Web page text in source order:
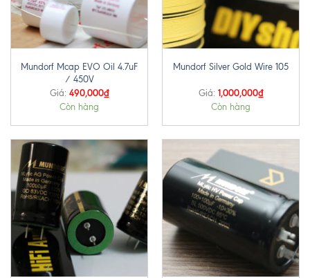
Mundorf Mcap EVO Oil 4.7uF
/ 450V
Giá: 490,000₫
Còn hàng
Mundorf Silver Gold Wire 105
Giá: 1,000,000₫
Còn hàng